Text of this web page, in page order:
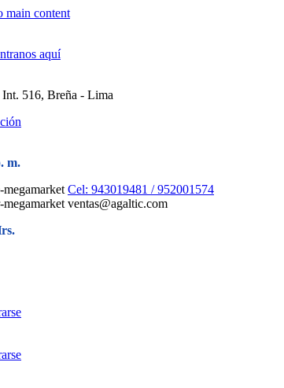
main content
aquí
516, Breña - Lima
m.
Cel: 943019481 / 952001574
ventas@agaltic.com